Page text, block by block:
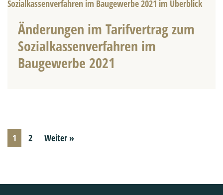
Änderungen im Tarifvertrag zum
Sozialkassenverfahren im
Baugewerbe 2021
1 2 Weiter »